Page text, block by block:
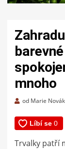
mnoho
od Marie
Trvalky patří